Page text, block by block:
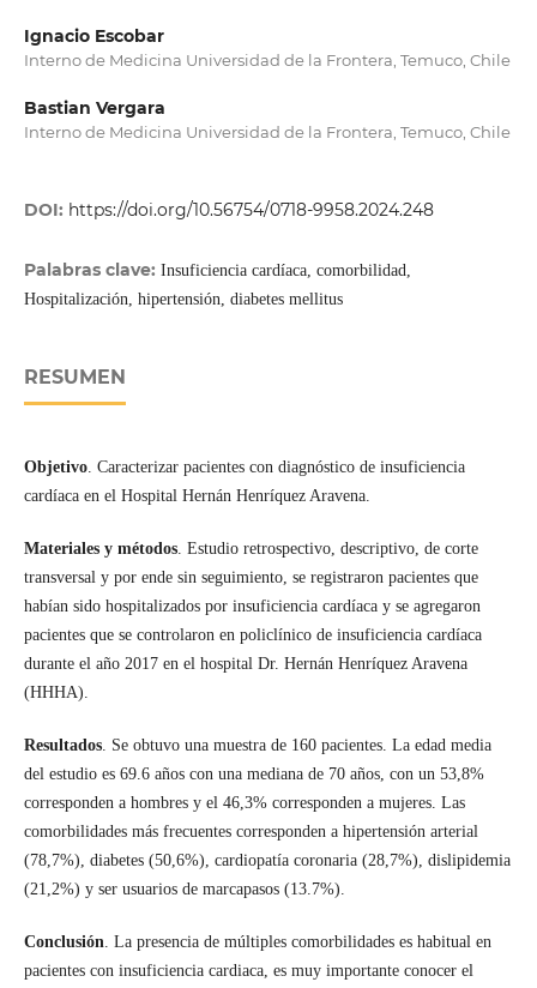
Ignacio Escobar
Interno de Medicina Universidad de la Frontera, Temuco, Chile
Bastian Vergara
Interno de Medicina Universidad de la Frontera, Temuco, Chile
DOI: https://doi.org/10.56754/0718-9958.2024.248
Palabras clave: Insuficiencia cardíaca, comorbilidad,
Hospitalización, hipertensión, diabetes mellitus
RESUMEN
Objetivo. Caracterizar pacientes con diagnóstico de insuficiencia
cardíaca en el Hospital Hernán Henríquez Aravena.
Materiales y métodos. Estudio retrospectivo, descriptivo, de corte
transversal y por ende sin seguimiento, se registraron pacientes que
habían sido hospitalizados por insuficiencia cardíaca y se agregaron
pacientes que se controlaron en policlínico de insuficiencia cardíaca
durante el año 2017 en el hospital Dr. Hernán Henríquez Aravena
(HHHA).
Resultados. Se obtuvo una muestra de 160 pacientes. La edad media
del estudio es 69.6 años con una mediana de 70 años, con un 53,8%
corresponden a hombres y el 46,3% corresponden a mujeres. Las
comorbilidades más frecuentes corresponden a hipertensión arterial
(78,7%), diabetes (50,6%), cardiopatía coronaria (28,7%), dislipidemia
(21,2%) y ser usuarios de marcapasos (13.7%).
Conclusión. La presencia de múltiples comorbilidades es habitual en
pacientes con insuficiencia cardiaca, es muy importante conocer el